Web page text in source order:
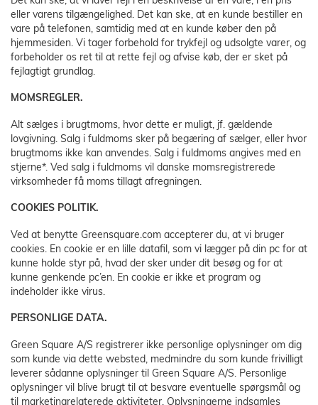
eller varens tilgængelighed. Det kan ske, at en kunde bestiller en
vare på telefonen, samtidig med at en kunde køber den på
hjemmesiden. Vi tager forbehold for trykfejl og udsolgte varer, og
forbeholder os ret til at rette fejl og afvise køb, der er sket på
fejlagtigt grundlag.
MOMSREGLER.
Alt sælges i brugtmoms, hvor dette er muligt, jf. gældende
lovgivning. Salg i fuldmoms sker på begæring af sælger, eller hvor
brugtmoms ikke kan anvendes. Salg i fuldmoms angives med en
stjerne*. Ved salg i fuldmoms vil danske momsregistrerede
virksomheder få moms tillagt afregningen.
COOKIES POLITIK.
Ved at benytte Greensquare.com accepterer du, at vi bruger
cookies. En cookie er en lille datafil, som vi lægger på din pc for at
kunne holde styr på, hvad der sker under dit besøg og for at
kunne genkende pc’en. En cookie er ikke et program og
indeholder ikke virus.
PERSONLIGE DATA.
Green Square A/S registrerer ikke personlige oplysninger om dig
som kunde via dette websted, medmindre du som kunde frivilligt
leverer sådanne oplysninger til Green Square A/S. Personlige
oplysninger vil blive brugt til at besvare eventuelle spørgsmål og
til marketingrelaterede aktiviteter. Oplysningerne indsamles